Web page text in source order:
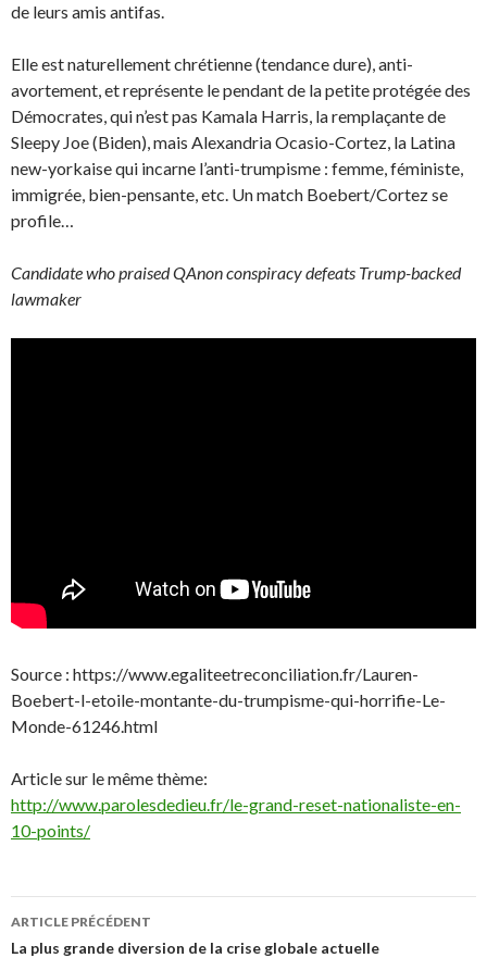
de leurs amis antifas.
Elle est naturellement chrétienne (tendance dure), anti-
avortement, et représente le pendant de la petite protégée des
Démocrates, qui n’est pas Kamala Harris, la remplaçante de
Sleepy Joe (Biden), mais Alexandria Ocasio-Cortez, la Latina
new-yorkaise qui incarne l’anti-trumpisme : femme, féministe,
immigrée, bien-pensante, etc. Un match Boebert/Cortez se
profile…
Candidate who praised QAnon conspiracy defeats Trump-backed
lawmaker
Source : https://www.egaliteetreconciliation.fr/Lauren-
Boebert-l-etoile-montante-du-trumpisme-qui-horrifie-Le-
Monde-61246.html
Article sur le même thème:
http://www.parolesdedieu.fr/le-grand-reset-nationaliste-en-
10-points/
Navigation
ARTICLE PRÉCÉDENT
La plus grande diversion de la crise globale actuelle